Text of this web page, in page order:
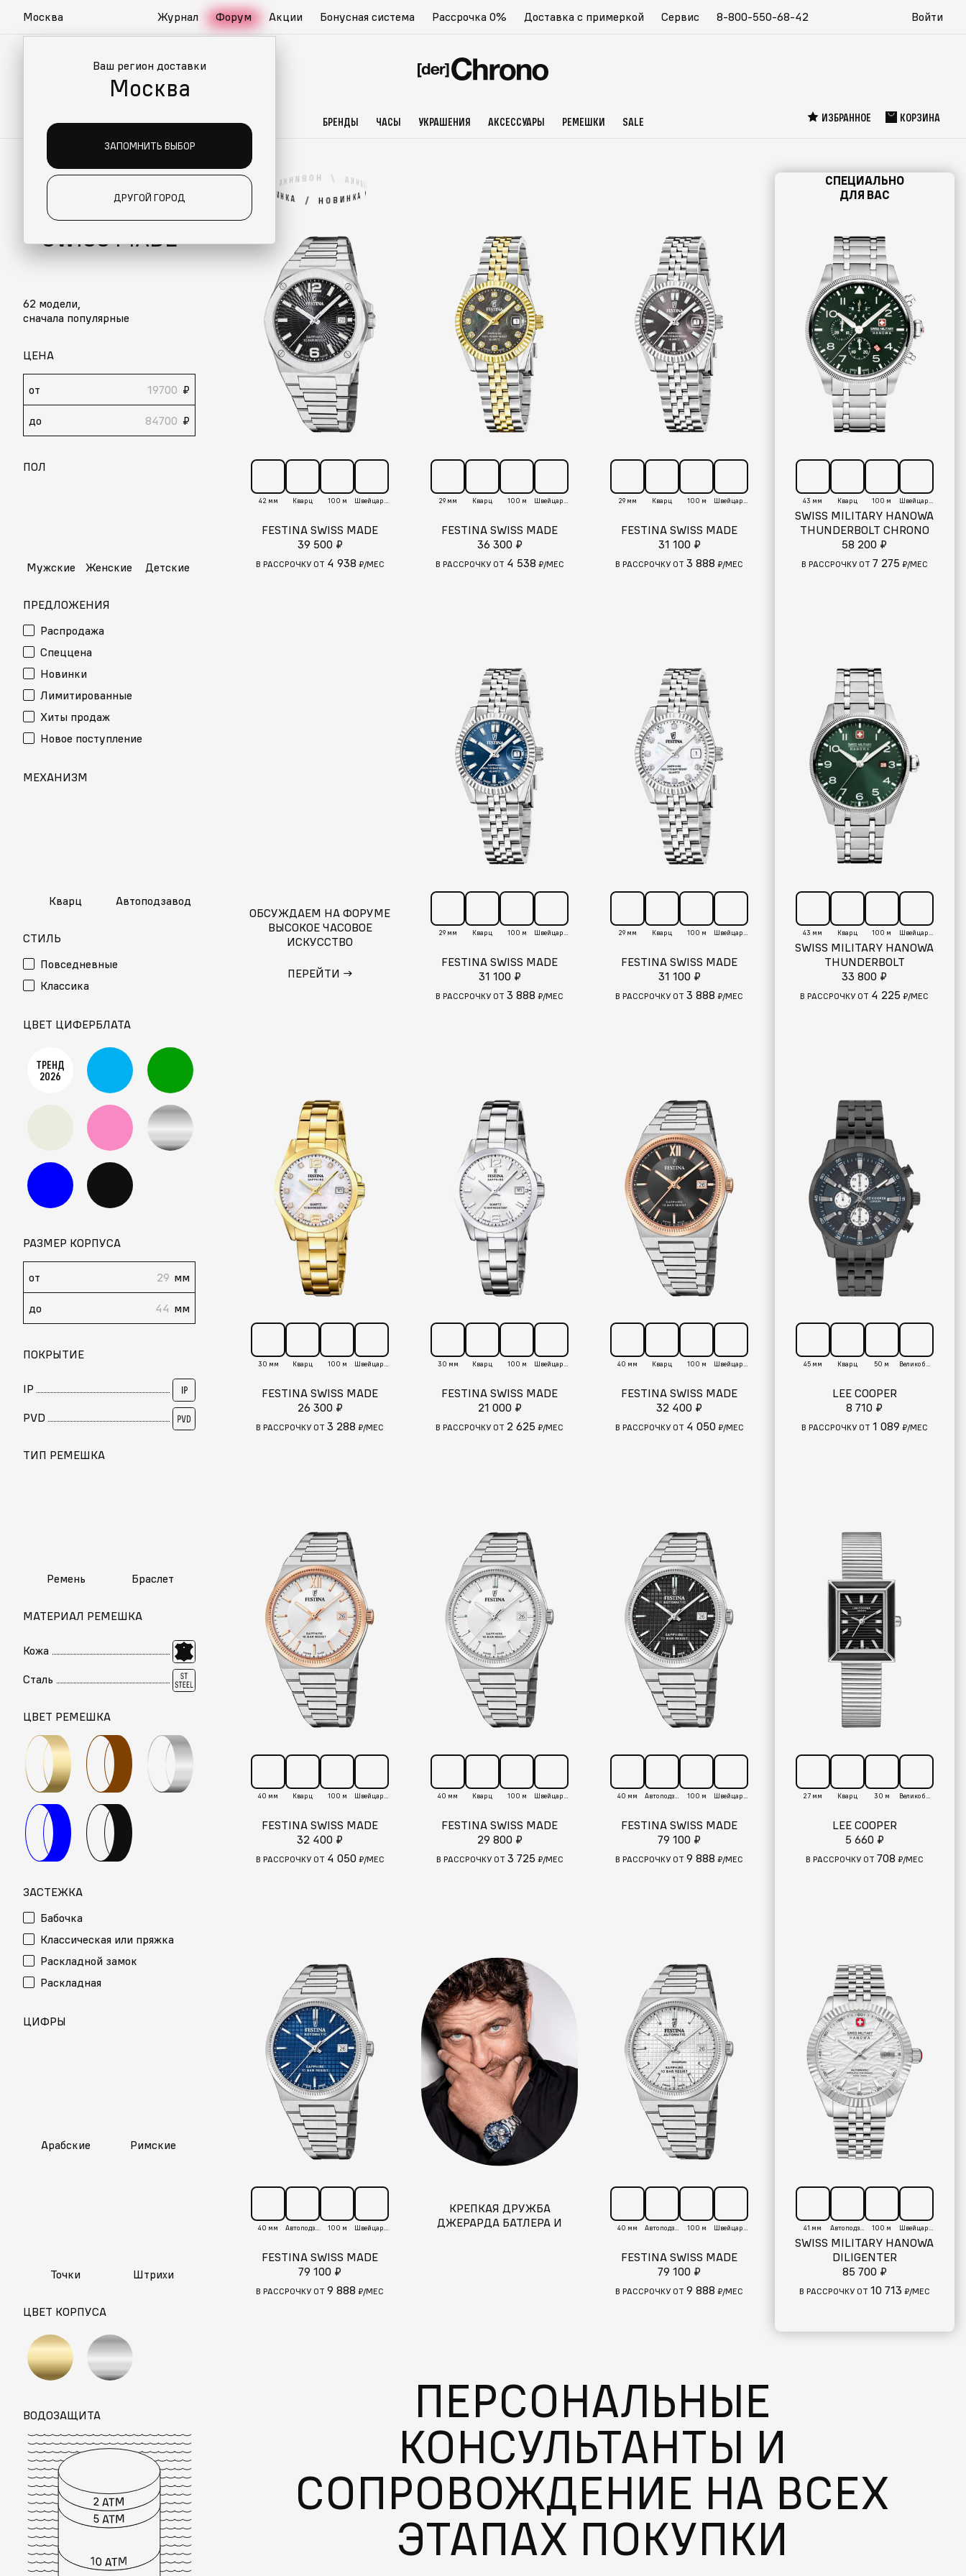
Москва
Ваш регион доставки
Москва
ЗАПОМНИТЬ ВЫБОР
ДРУГОЙ ГОРОД
Журнал Форум Акции Бонусная система Рассрочка 0% Доставка с примеркой Сервис 8-800-550-68-42 Войти
БРЕНДЫ ЧАСЫ УКРАШЕНИЯ АКСЕССУАРЫ РЕМЕШКИ SALE ИЗБРАННОЕ КОРЗИНА
SWISS MADE
ЧАСЫ FESTINA
SWISS MADE
62 модели,
сначала популярные
ЦЕНА
от ₽
до ₽
ПОЛ
Мужские Женские Детские
ПРЕДЛОЖЕНИЯ
Распродажа
Спеццена
Новинки
Лимитированные
Хиты продаж
Новое поступление
МЕХАНИЗМ
Кварц Автоподзавод
СТИЛЬ
Повседневные
Классика
ЦВЕТ ЦИФЕРБЛАТА
ТРЕНД
2026
РАЗМЕР КОРПУСА
от мм
до мм
ПОКРЫТИЕ
IP
PVD
ТИП РЕМЕШКА
Ремень Браслет
МАТЕРИАЛ РЕМЕШКА
Кожа
Сталь
ЦВЕТ РЕМЕШКА
ЗАСТЕЖКА
Бабочка
Классическая или пряжка
Раскладной замок
Раскладная
ЦИФРЫ
Арабские Римские
Точки Штрихи
ЦВЕТ КОРПУСА
ВОДОЗАЩИТА
НОВИН КА /
В
И
Н
К
А
/
Н
О
В
И
Н
К
А
ИН КА /
42 мм Кварц 100 м
FESTINA SWISS MADE
39 500 ₽
В РАССРОЧКУ ОТ 4 938 ₽/МЕС
29 мм Кварц 100 м
FESTINA SWISS MADE
36 300 ₽
В РАССРОЧКУ ОТ 4 538 ₽/МЕС
29 мм Кварц 100 м
FESTINA SWISS MADE
31 100 ₽
В РАССРОЧКУ ОТ3 888 ₽/МЕС
ОБСУЖДАЕМ НА ФОРУМЕ
ВЫСОКОЕ ЧАСОВОЕ
ИСКУССТВО
ПЕРЕЙТИ →
29 мм Кварц 100 м
FESTINA SWISS MADE
31 100 ₽
В РАССРОЧКУ ОТ3 888 ₽/МЕС
29 мм Кварц 100 м
FESTINA SWISS MADE
31 100 ₽
В РАССРОЧКУ ОТ3 888 ₽/МЕС
30 мм Кварц 100 м Швейцария
FESTINA SWISS MADE
26 300 ₽
В РАССРОЧКУ ОТ3 288 ₽/МЕС
30 мм Кварц 100 м Швейцария
FESTINA SWISS MADE
21 000 ₽
В РАССРОЧКУ ОТ 2 625 ₽/МЕС
40 мм Кварц 100 м Швейцария
FESTINA SWISS MADE
32 400 ₽
В РАССРОЧКУ ОТ 4 050 ₽/МЕС
40 мм Кварц 100 м
FESTINA SWISS MADE
32 400 ₽
В РАССРОЧКУ ОТ 4 050 ₽/МЕС
40 мм Кварц 100 м
FESTINA SWISS MADE
29 800 ₽
В РАССРОЧКУ ОТ 3 725 ₽/МЕС
40 мм 100 м
FESTINA SWISS MADE
79 100 ₽
В РАССРОЧКУ ОТ9 888 ₽/МЕС
40 мм 100 м
FESTINA SWISS MADE
79 100 ₽
В РАССРОЧКУ ОТ9 888 ₽/МЕС
КРЕПКАЯ ДРУЖБА
ДЖЕРАРДА БАТЛЕРА И
40 мм 100 м
FESTINA SWISS MADE
79 100 ₽
В РАССРОЧКУ ОТ9 888 ₽/МЕС
СПЕЦИАЛЬНО
ДЛЯ ВАС
43 мм Кварц 100 м
SWISS MILITARY HANOWA
THUNDERBOLT CHRONO
58 200 ₽
В РАССРОЧКУ ОТ 7 275 ₽/МЕС
43 мм Кварц 100 м
SWISS MILITARY HANOWA
THUNDERBOLT
33 800 ₽
В РАССРОЧКУ ОТ 4 225 ₽/МЕС
45 мм Кварц 50 м Великобритания
LEE COOPER
8 710 ₽
В РАССРОЧКУ ОТ 1 089 ₽/МЕС
27 мм Кварц 30 м
LEE COOPER
5 660 ₽
В РАССРОЧКУ ОТ 708 ₽/МЕС
41 мм Автоподзавод 100 м
SWISS MILITARY HANOWA
DILIGENTER
85 700 ₽
В РАССРОЧКУ ОТ 10 713 ₽/МЕС
ПЕРСОНАЛЬНЫЕ
КОНСУЛЬТАНТЫ И
СОПРОВОЖДЕНИЕ НА ВСЕХ
ЭТАПАХ ПОКУПКИ